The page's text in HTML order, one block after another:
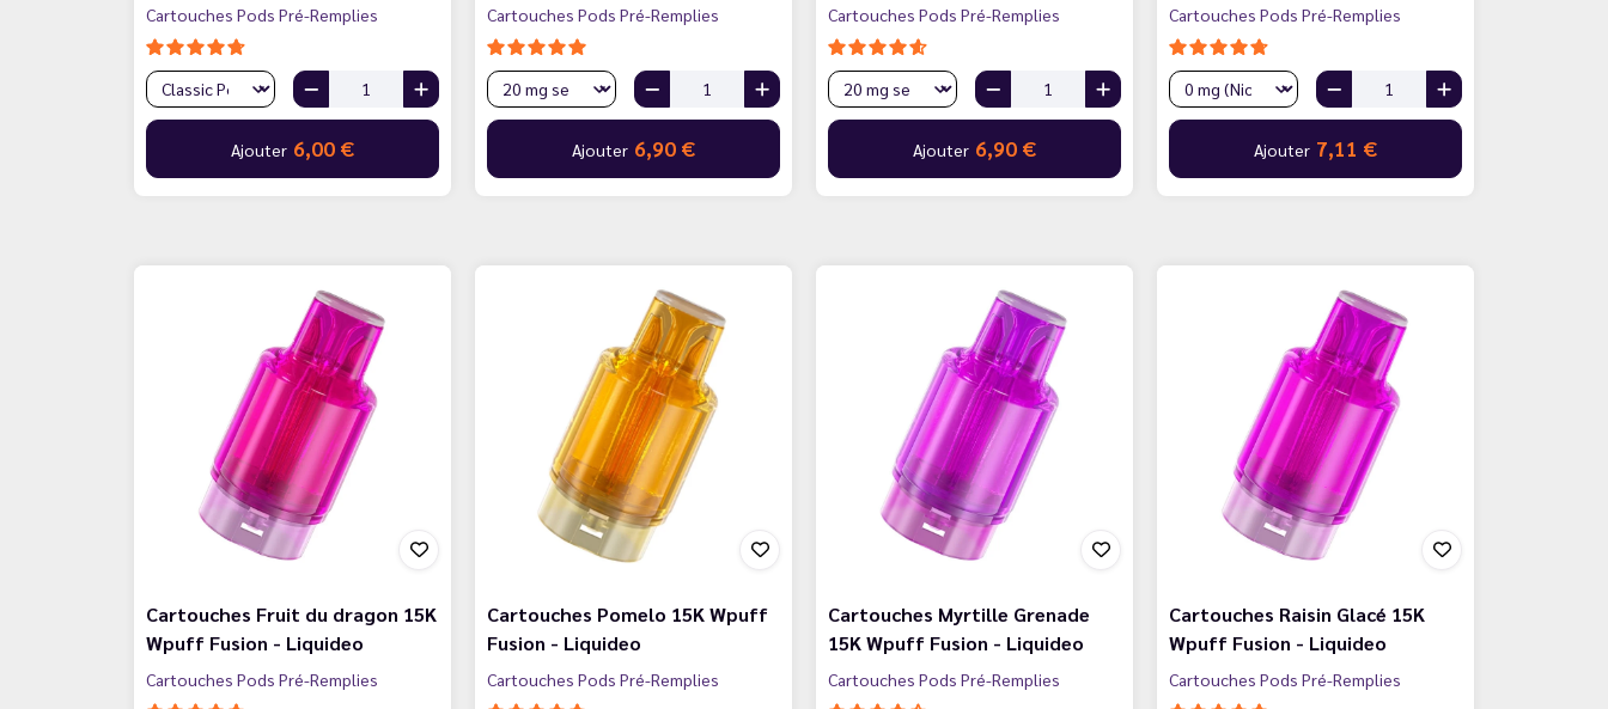
Cartouches Pods Pré-Remplies
Ajouter 6,00 €
Cartouches Pods Pré-Remplies
Ajouter 6,90 €
Cartouches Pods Pré-Remplies
Ajouter 6,90 €
Cartouches Pods Pré-Remplies
Ajouter 7,11 €
Cartouches Fruit du dragon 15K
Wpuff Fusion - Liquideo
Cartouches Pods Pré-Remplies
Cartouches Pomelo 15K Wpuff
Fusion - Liquideo
Cartouches Pods Pré-Remplies
Cartouches Myrtille Grenade
15K Wpuff Fusion - Liquideo
Cartouches Pods Pré-Remplies
Cartouches Raisin Glacé 15K
Wpuff Fusion - Liquideo
Cartouches Pods Pré-Remplies